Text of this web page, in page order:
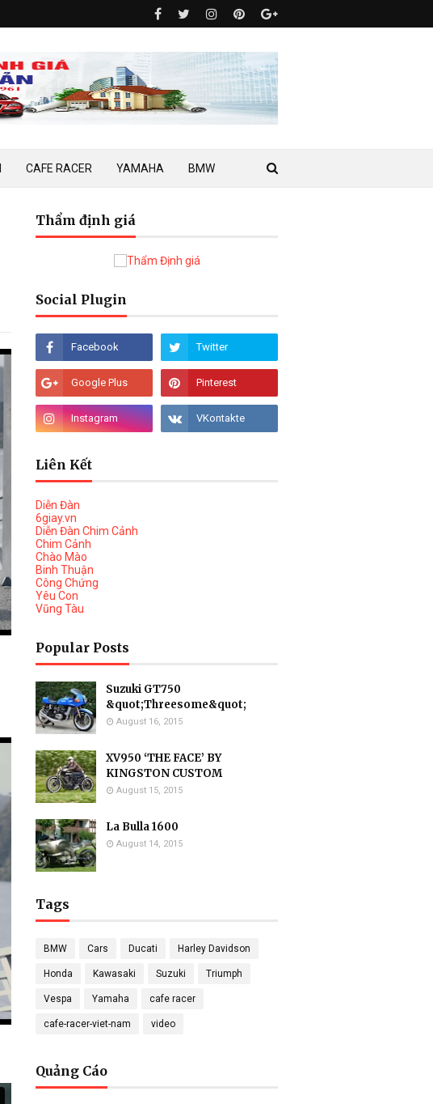
CAFE RACER YAMAHA BMW
Thẩm định giá
Social Plugin
Liên Kết
Diễn Đàn
6giay.vn
Diễn Đàn Chim Cảnh
Chim Cảnh
Chào Mào
Binh Thuận
Công Chứng
Yêu Con
Vũng Tàu
Popular Posts
Suzuki GT750
&quot;Threesome&quot;
August 16, 2015
XV950 ‘THE FACE’ BY
KINGSTON CUSTOM
August 15, 2015
La Bulla 1600
August 14, 2015
Tags
BMW Cars Ducati Harley Davidson
Honda Kawasaki Suzuki Triumph
Vespa Yamaha cafe racer
cafe-racer-viet-nam video
Quảng Cáo